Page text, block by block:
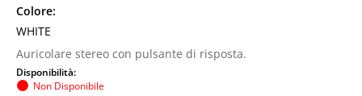
Colore:
WHITE
Auricolare stereo con pulsante di risposta.
Disponibilità:
Non Disponibile